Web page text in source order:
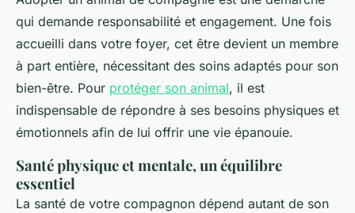
qui demande responsabilité et engagement. Une fois
accueilli dans votre foyer, cet être devient un membre
à part entière, nécessitant des soins adaptés pour son
bien-être. Pour protéger son animal, il est
indispensable de répondre à ses besoins physiques et
émotionnels afin de lui offrir une vie épanouie.
Santé physique et mentale, un équilibre
essentiel
La santé de votre compagnon dépend autant de son